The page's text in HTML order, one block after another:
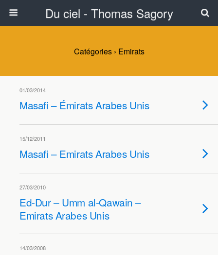
Du ciel - Thomas Sagory
Catégories › Emirats
01/03/2014
Masafi – Émirats Arabes Unis
15/12/2011
Masafi – Emirats Arabes Unis
27/03/2010
Ed-Dur – Umm al-Qawain –
Emirats Arabes Unis
14/03/2008